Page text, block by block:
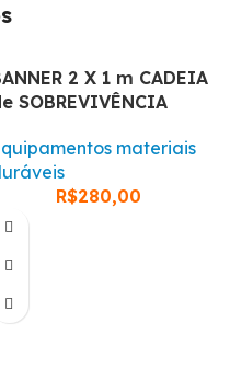
2 X 1 m CADEIA
SOBREVIVÊNCIA
materiais
R$280,00